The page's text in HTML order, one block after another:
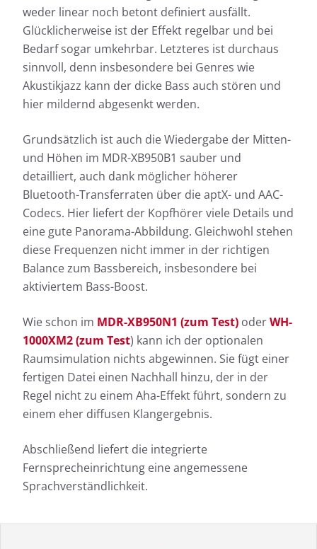
weder linear noch betont definiert ausfällt.
Glücklicherweise ist der Effekt regelbar und bei
Bedarf sogar umkehrbar. Letzteres ist durchaus
sinnvoll, denn insbesondere bei Genres wie
Akustikjazz kann der dicke Bass auch stören und
hier mildernd abgesenkt werden.
Grundsätzlich ist auch die Wiedergabe der Mitten-
und Höhen im MDR-XB950B1 sauber und
detailliert, auch dank möglicher höherer
Bluetooth-Transferraten über die aptX- und AAC-
Codecs. Hier liefert der Kopfhörer viele Details und
eine gute Panorama-Abbildung. Gleichwohl stehen
diese Frequenzen nicht immer in der richtigen
Balance zum Bassbereich, insbesondere bei
aktiviertem Bass-Boost.
Wie schon im MDR-XB950N1 (zum Test) oderWH-
1000XM2 (zum Test) kann ich der optionalen
Raumsimulation nichts abgewinnen. Sie fügt einer
fertigen Datei einen Nachhall hinzu, der in der
Regel nicht zu einem Aha-Effekt führt, sondern zu
einem eher diffusen Klangergebnis.
Abschließend liefert die integrierte
Fernsprecheinrichtung eine angemessene
Sprachverständlichkeit.